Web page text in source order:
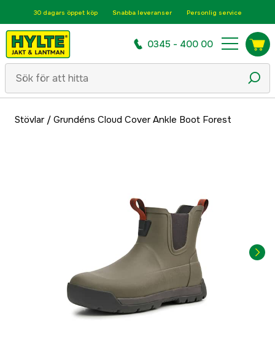
30 dagars öppet köp Snabba leveranser Personlig service
0345 - 400 00
Stövlar/ Grundéns Cloud Cover Ankle Boot Forest